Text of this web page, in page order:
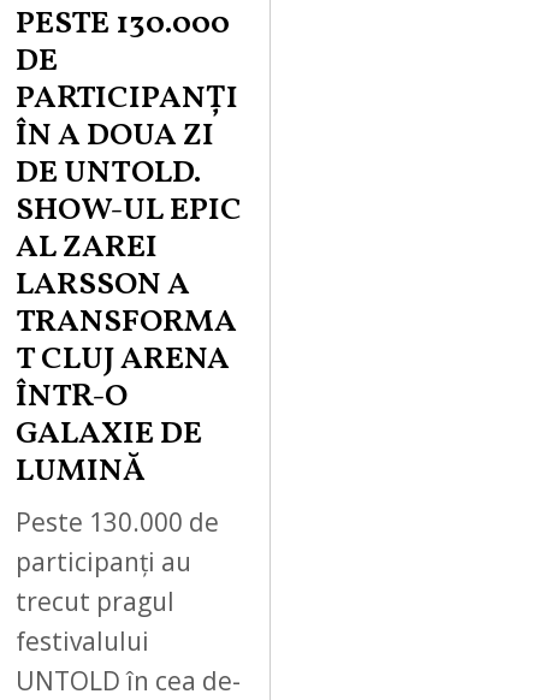
PESTE 130.000
DE
PARTICIPANȚI
ÎN A DOUA ZI
DE UNTOLD.
SHOW-UL EPIC
AL ZAREI
LARSSON A
TRANSFORMA
T CLUJ ARENA
ÎNTR-O
GALAXIE DE
LUMINĂ
Peste 130.000 de
participanți au
trecut pragul
festivalului
UNTOLD în cea de-